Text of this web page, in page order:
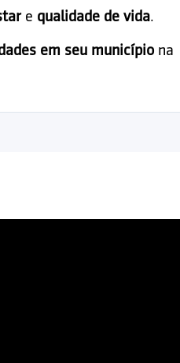
e qualidade de vida.
em seu município na